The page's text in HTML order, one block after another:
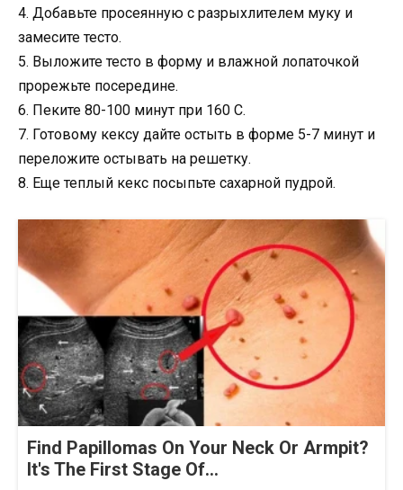
4. Добавьте просеянную с разрыхлителем муку и
замесите тесто.
5. Выложите тесто в форму и влажной лопаточкой
прорежьте посередине.
6. Пеките 80-100 минут при 160 С.
7. Готовому кексу дайте остыть в форме 5-7 минут и
переложите остывать на решетку.
8. Еще теплый кекс посыпьте сахарной пудрой.
Find Papillomas On Your Neck Or Armpit?
It's The First Stage Of...